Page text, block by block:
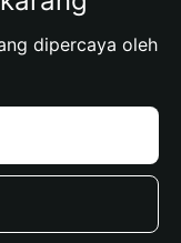
dipercaya oleh